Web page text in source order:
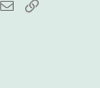
e-mail